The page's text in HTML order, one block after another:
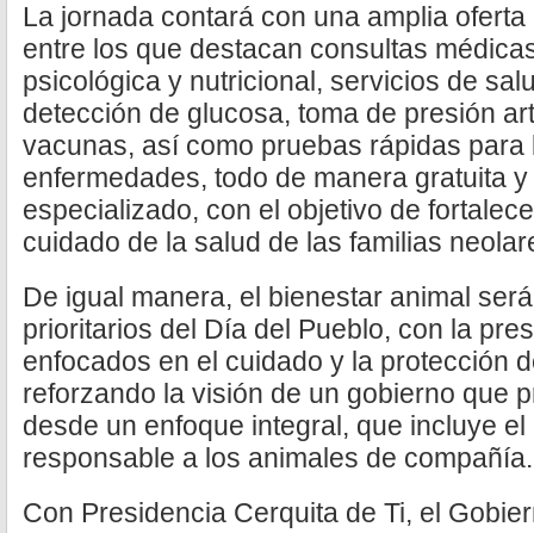
La jornada contará con una amplia
entre los que destacan consultas
psicológica y nutricional, servicios de
detección de glucosa, toma de presión
vacunas, así como pruebas rápidas
enfermedades, todo de manera gratuita
especializado, con el objetivo de
cuidado de la salud de las familias
De igual manera, el bienestar animal
prioritarios del Día del Pueblo, con la
enfocados en el cuidado y la protección
reforzando la visión de un gobierno que
desde un enfoque integral, que incluye
responsable a los animales de compañía.
Con Presidencia Cerquita de Ti, el